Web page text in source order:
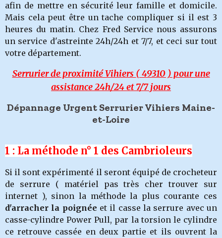
afin de mettre en sécurité leur famille et domicile.
Mais cela peut être un tache compliquer si il est 3
heures du matin. Chez Fred Service nous assurons
un service d'astreinte 24h/24h et 7/7, et ceci sur tout
votre département.
Serrurier de proximité Vihiers ( 49310 ) pour une
assistance 24h/24 et 7/7 jours
Dépannage Urgent Serrurier Vihiers Maine-
et-Loire
1 : La méthode n° 1 des Cambrioleurs
Si il sont expérimenté il seront équipé de crocheteur
de serrure ( matériel pas très cher trouver sur
internet ), sinon la méthode la plus courante ces
d'arracher la poignée et il casse la serrure avec un
casse-cylindre Power Pull, par la torsion le cylindre
ce retrouve cassée en deux partie et ils ouvrent la